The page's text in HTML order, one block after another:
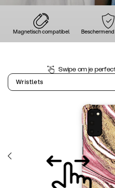
Magnetisch compatibel
Swipe om je
Wristlets